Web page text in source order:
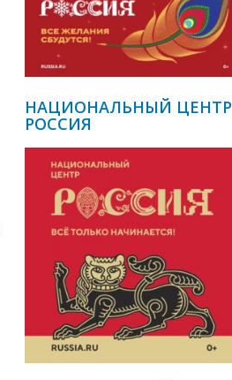
НАЦИОНАЛЬНЫЙ ЦЕНТР
РОССИЯ